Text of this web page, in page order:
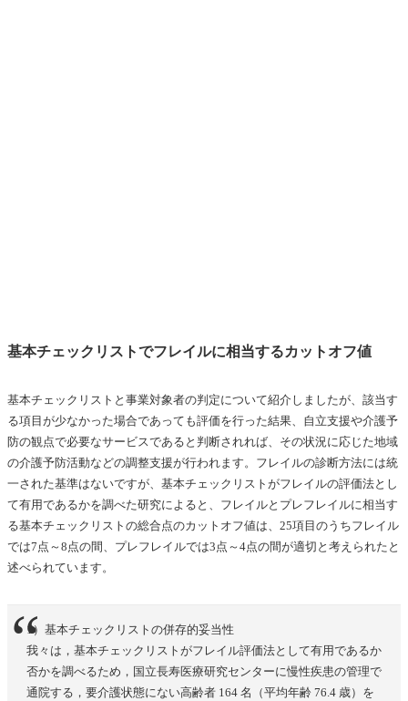
基本チェックリストでフレイルに相当するカットオフ値
基本チェックリストと事業対象者の判定について紹介しましたが、該当す
る項目が少なかった場合であっても評価を行った結果、自立支援や介護予
防の観点で必要なサービスであると判断されれば、その状況に応じた地域
の介護予防活動などの調整支援が行われます。フレイルの診断方法には統
一された基準はないですが、基本チェックリストがフレイルの評価法とし
て有用であるかを調べた研究によると、フレイルとプレフレイルに相当す
る基本チェックリストの総合点のカットオフ値は、25項目のうちフレイル
では7点～8点の間、プレフレイルでは3点～4点の間が適切と考えられたと
述べられています。
1）基本チェックリストの併存的妥当性
我々は，基本チェックリストがフレイル評価法として有用であるか
否かを調べるため，国立長寿医療研究センターに慢性疾患の管理で
通院する，要介護状態にない高齢者 164 名（平均年齢 76.4 歳）を